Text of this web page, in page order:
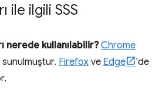
ile ilgili SSS
nerede kullanılabilir? Chrome
sunulmuştur. Firefox ve Edge
'de